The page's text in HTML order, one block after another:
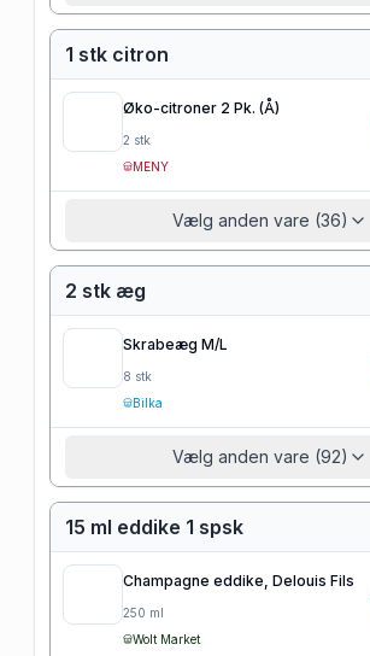
1 stk citron
Øko-citroner 2 Pk. (Å)
2 stk
MENY
Vælg anden vare (36)
2 stk æg
Skrabeæg M/L
8 stk
Bilka
Vælg anden vare (92)
15 ml eddike 1 spsk
Champagne eddike, Delouis Fils
250 ml
Wolt Market